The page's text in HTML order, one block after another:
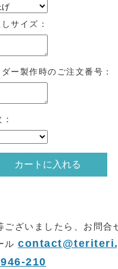
サイズ：
ー製作時のご注文番号：
ございましたら、お問合
ル
210